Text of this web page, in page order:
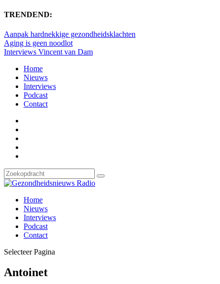
TRENDEND:
Aanpak hardnekkige gezondheidsklachten
Aging is geen noodlot
Interviews Vincent van Dam
Home
Nieuws
Interviews
Podcast
Contact
Home
Nieuws
Interviews
Podcast
Contact
Selecteer Pagina
Antoinet